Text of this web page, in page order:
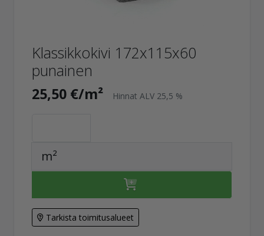
Klassikkokivi 172x115x60
punainen
25,50 €/m² Hinnat ALV 25,5 %
m²
Tarkista toimitusalueet